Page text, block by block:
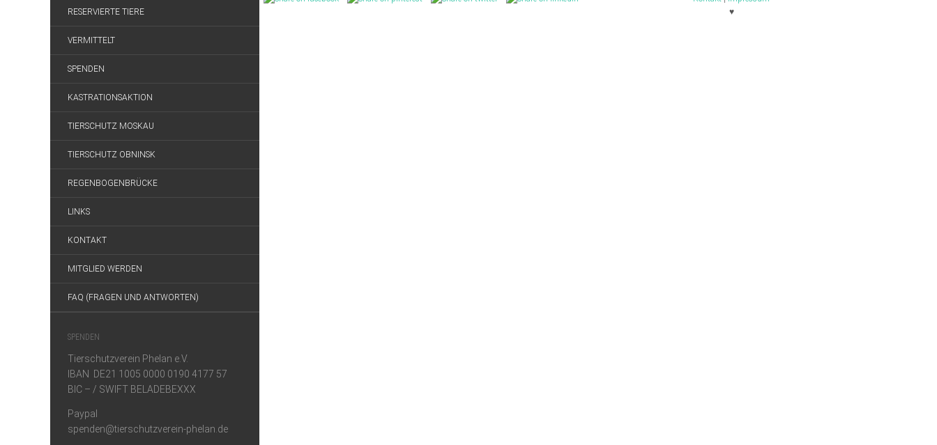
RESERVIERTE TIERE
VERMITTELT
SPENDEN
KASTRATIONSAKTION
TIERSCHUTZ MOSKAU
TIERSCHUTZ OBNINSK
REGENBOGENBRÜCKE
LINKS
KONTAKT
MITGLIED WERDEN
FAQ (FRAGEN UND ANTWORTEN)
SPENDEN
Tierschutzverein Phelan e.V.
IBAN DE21 1005 0000 0190 4177 57
BIC – / SWIFT BELADEBEXXX
Paypal
spenden@tierschutzverein-phelan.de
♥